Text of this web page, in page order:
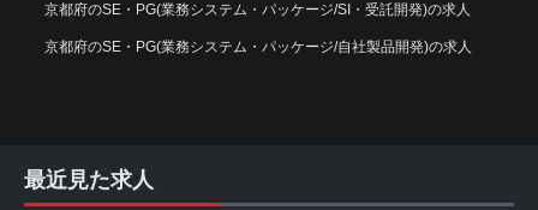
京都府のSE・PG(業務システム・パッケージ/SI・受託開発)の求人
京都府のSE・PG(業務システム・パッケージ/自社製品開発)の求人
最近見た求人